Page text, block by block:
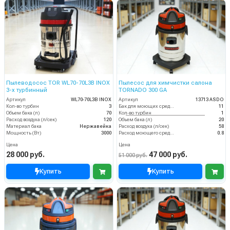
Пылеводосос TOR WL70-70L3B INOX
3-х турбинный
Артикул
WL70-70L3B INOX
Кол-во турбин
3
Объем бака (л)
70
Расход воздуха (л/сек)
120
Материал бака
Нержавейка
Мощность (Вт)
3000
Цена
28 000 руб.
Купить
Пылесос для химчистки салона
TORNADO 300 GA
Артикул
13713 ASDO
Бак для моющих средств
11
Кол-во турбин
1
Объем бака (л)
20
Расход воздуха (л/сек)
58
Расход моющего средства
0.8
Цена
51 000 руб. 47 000 руб.
Купить